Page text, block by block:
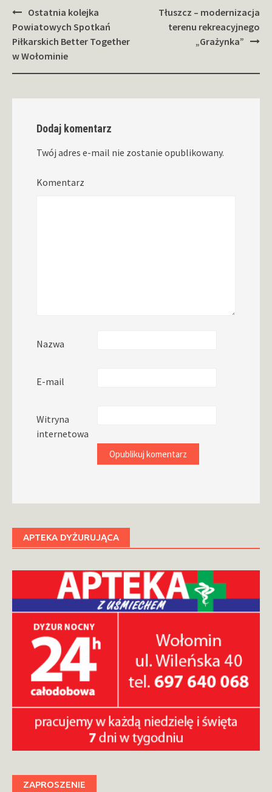
Zobacz
wpisy
Ostatnia kolejka
Powiatowych Spotkań
Piłkarskich Better Together
w Wołominie
Tłuszcz – modernizacja
terenu rekreacyjnego
„Grażynka”
Dodaj komentarz
Twój adres e-mail nie zostanie opublikowany.
Komentarz
Nazwa
E-mail
Witryna
internetowa
APTEKA DYŻURUJĄCA
ZAPROSZENIE